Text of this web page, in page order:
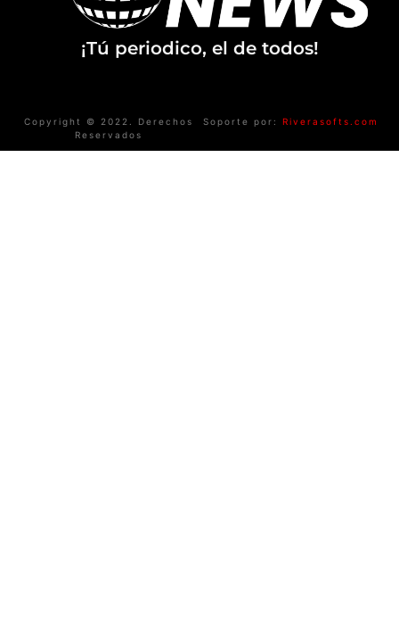
¡Tú periodico, el de todos!
Copyright © 2022. Derechos
Reservados
Soporte por: Riverasofts.com